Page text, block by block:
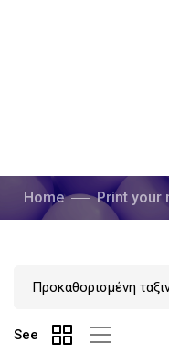
Home Print your
See